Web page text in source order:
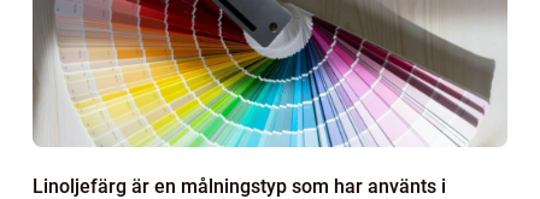
Linoljefärg är en målningstyp som har använts i